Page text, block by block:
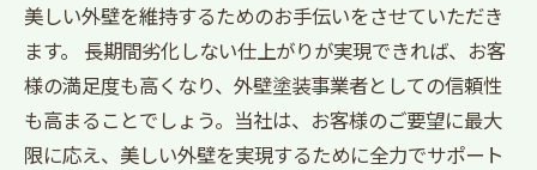
美しい外壁を維持するためのお手伝いをさせていただき
ます。 長期間劣化しない仕上がりが実現できれば、お客
様の満足度も高くなり、外壁塗装事業者としての信頼性
も高まることでしょう。当社は、お客様のご要望に最大
限に応え、美しい外壁を実現するために全力でサポート